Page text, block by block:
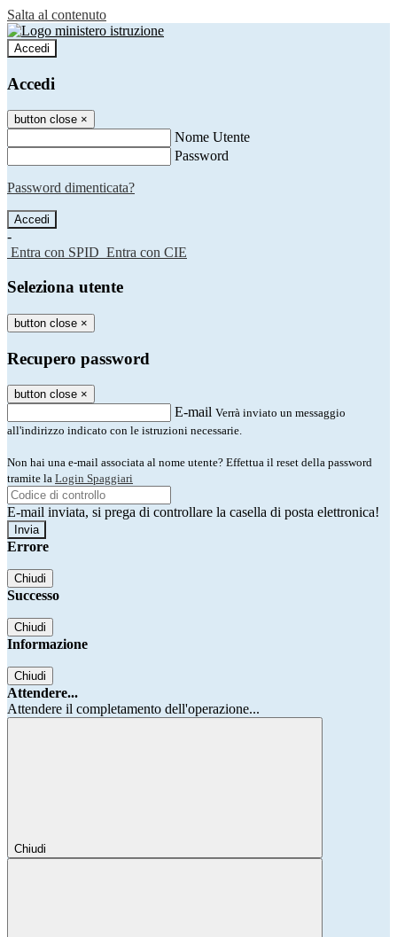
Salta al contenuto
Accedi
Accedi
button close ×
Nome Utente
Password
Password dimenticata?
-
Entra con SPID Entra con CIE
Seleziona utente
button close ×
Recupero password
button close ×
E-mail Verrà inviato un messaggio
all'indirizzo indicato con le istruzioni necessarie.
Non hai una e-mail associata al nome utente? Effettua il reset della password
tramite la Login Spaggiari
E-mail inviata, si prega di controllare la casella di posta elettronica!
Errore
Chiudi
Successo
Chiudi
Informazione
Chiudi
Attendere...
Attendere il completamento dell'operazione...
Chiudi